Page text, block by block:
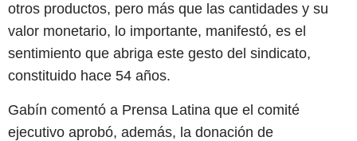
otros productos, pero más que las cantidades y su
valor monetario, lo importante, manifestó, es el
sentimiento que abriga este gesto del sindicato,
constituido hace 54 años.
Gabín comentó a Prensa Latina que el comité
ejecutivo aprobó, además, la donación de